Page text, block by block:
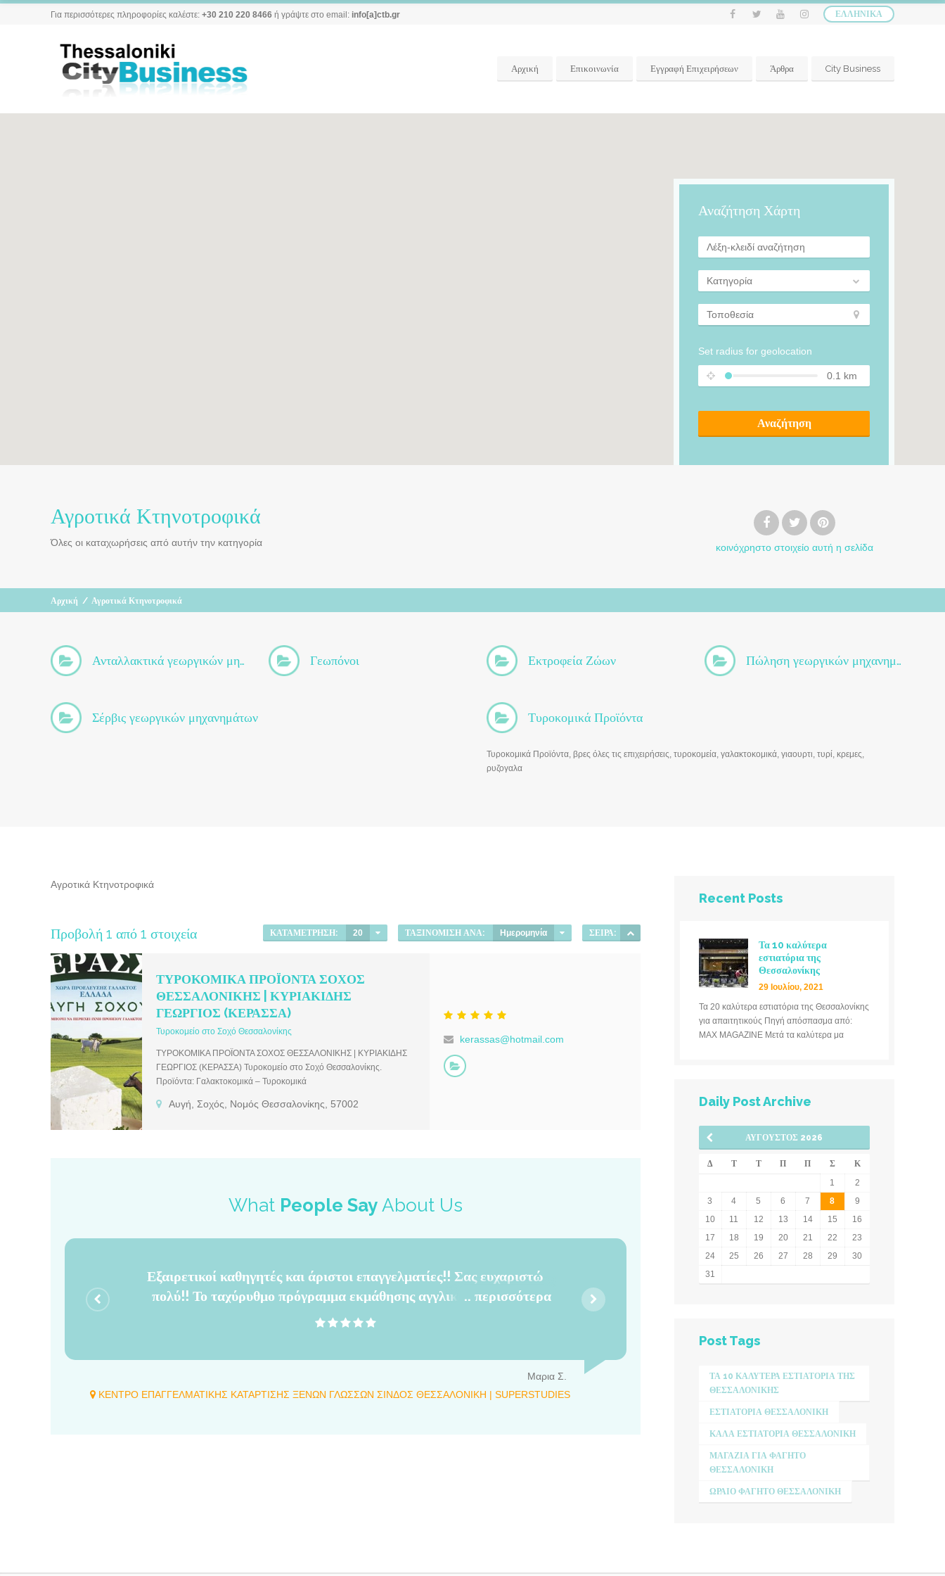
ΕΛΛΗΝΙΚΆ
Για περισσότερες πληροφορίες καλέστε: +30 210 220 8466 ή γράψτε στο email: info[a]ctb.gr
Αρχική Επικοινωνία Εγγραφή Επιχειρήσεων Άρθρα City Business
Αναζήτηση Χάρτη
Κατηγορία
Set radius for geolocation
0.1 km
Αναζήτηση
Αγροτικά Κτηνοτροφικά
Όλες οι καταχωρήσεις από αυτήν την κατηγορία κοινόχρηστο στοιχείο αυτή η σελίδα
Αρχική / Αγροτικά Κτηνοτροφικά
Ανταλλακτικά γεωργικών μηχανημάτων Γεωπόνοι Εκτροφεία Ζώων Πώληση γεωργικών μηχανημάτων
Σέρβις γεωργικών μηχανημάτων Τυροκομικά Προϊόντα
Τυροκομικά Προϊόντα, βρες όλες τις επιχειρήσεις, τυροκομεία, γαλακτοκομικά, γιαουρτι, τυρί, κρεμες,
ρυζογαλα
Αγροτικά Κτηνοτροφικά
Προβολή 1 από 1 στοιχεία ΚΑΤΑΜΈΤΡΗΣΗ: 20 ΤΑΞΙΝΌΜΙΣΗ ΑΝΆ: Ημερομηνία ΣΕΙΡΆ:
ΤΥΡΟΚΟΜΙΚΑ ΠΡΟΪΟΝΤΑ ΣΟΧΟΣ
ΘΕΣΣΑΛΟΝΙΚΗΣ | ΚΥΡΙΑΚΙΔΗΣ
ΓΕΩΡΓΙΟΣ (ΚΕΡΑΣΣΑ)
Τυροκομείο στο Σοχό Θεσσαλονίκης
ΤΥΡΟΚΟΜΙΚΑ ΠΡΟΪΟΝΤΑ ΣΟΧΟΣ ΘΕΣΣΑΛΟΝΙΚΗΣ | ΚΥΡΙΑΚΙΔΗΣ
ΓΕΩΡΓΙΟΣ (ΚΕΡΑΣΣΑ) Τυροκομείο στο Σοχό Θεσσαλονίκης.
Προϊόντα: Γαλακτοκομικά – Τυροκομικά
Αυγή, Σοχός, Νομός Θεσσαλονίκης, 57002
kerassas@hotmail.com
What People SayAbout Us
Εξαιρετικοί καθηγητές και άριστοι επαγγελματίες!! Σας ευχαριστώ
πολύ!! Το ταχύρυθμο πρόγραμμα εκμάθησης αγγλικών είναι πολύ
αποτελεσματικό και έχει πολύ καλές καθηγήτριες!! Συγχαρηστήρια!!
περισσότερα
Μαρια Σ.
ΚΕΝΤΡΟ ΕΠΑΓΓΕΛΜΑΤΙΚΗΣ ΚΑΤΑΡΤΙΣΗΣ ΞΕΝΩΝ ΓΛΩΣΣΩΝ ΣΙΝΔΟΣ ΘΕΣΣΑΛΟΝΙΚΗ | SUPERSTUDIES
Recent Posts
Τα 10 καλύτερα
εστιατόρια της
Θεσσαλονίκης
29 Ιουλίου, 2021
Τα 20 καλύτερα εστιατόρια της Θεσσαλονίκης
για απαιτητικούς Πηγή απόσπασμα από:
MAX MAGAZINE Μετά τα καλύτερα μα
Daily Post Archive
ΑΎΓΟΥΣΤΟΣ 2026
Δ Τ Τ Π Π Σ
Κ
1
2
3
4 5 6 7 8
9
10
11 12 13 14 15
16
17
18 19 20 21 22
23
24
25 26 27 28 29
30
31
Post Tags
ΤΑ 10 ΚΑΛΎΤΕΡΑ ΕΣΤΙΑΤΌΡΙΑ ΤΗΣ
ΘΕΣΣΑΛΟΝΊΚΗΣ
ΕΣΤΙΑΤΌΡΙΑ ΘΕΣΣΑΛΟΝΊΚΗ
ΚΑΛΆ ΕΣΤΙΑΤΌΡΙΑ ΘΕΣΣΑΛΟΝΊΚΗ
ΜΑΓΑΖΙΑ ΓΙΑ ΦΑΓΗΤΌ
ΘΕΣΣΑΛΟΝΊΚΗ
ΩΡΑΊΟ ΦΑΓΗΤΌ ΘΕΣΣΑΛΟΝΊΚΗ